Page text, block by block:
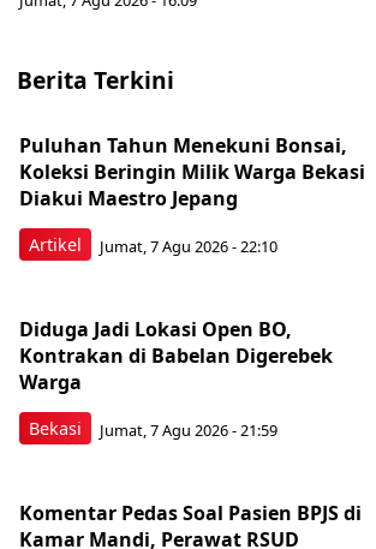
Berita Terkini
Artikel
Puluhan Tahun Menekuni Bonsai,
Koleksi Beringin Milik Warga Bekasi
Diakui Maestro Jepang
Jumat, 7 Agu 2026 - 22:10
Bekasi
Diduga Jadi Lokasi Open BO,
Kontrakan di Babelan Digerebek
Warga
Jumat, 7 Agu 2026 - 21:59
Komentar Pedas Soal Pasien BPJS di
Kamar Mandi, Perawat RSUD